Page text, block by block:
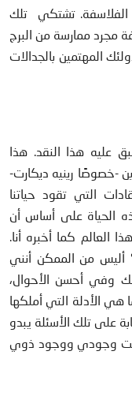
الفلاسفة. تشتكي تلك
مجرد ممارسة من البرج
المهتمين بالجدالات
عليه هذا النقد. هذا
-خصوصًا رينيه ديكارت-
التي تقود حياتنا
الحياة على أساس أن
العالم كما أخبره أنا.
من الممكن أنني
وفي أحسن الأحوال،
هي الأدلة التي أملكها
على تلك الأسئلة يبدو
وجودي ووجود ذوي